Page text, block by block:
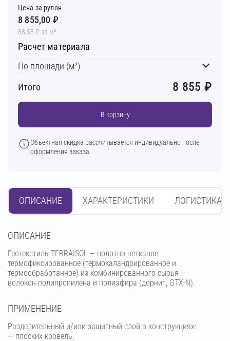
Цена за рулон
8 855,00 ₽
88,55 ₽ за м²
Расчет материала
По площади (м²)
Итого
8 855 ₽
В корзину
Объектная скидка рассчитывается индивидуально после
оформления заказа.
ОПИСАНИЕ ХАРАКТЕРИСТИКИ ЛОГИСТИКА
OПИСАНИЕ
Геотекстиль TERRAISOL — полотно нетканое
термофиксированное (термокаландрированное и
термообработанное) из комбинированного сырья —
волокон полипропилена и полиэфира (дорнит, GTX-N).
ПРИМЕНЕНИЕ
Разделительный и/или защитный слой в конструкциях:
— плоских кровель,